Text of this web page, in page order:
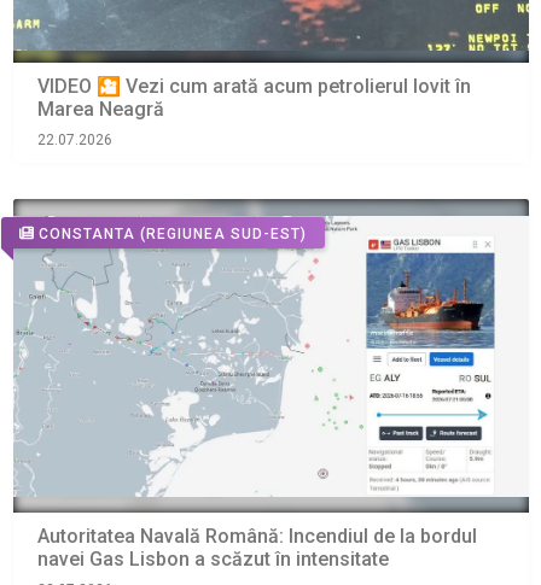
VIDEO 🎦 Vezi cum arată acum petrolierul lovit în
Marea Neagră
22.07.2026
CONSTANTA (REGIUNEA SUD-EST)
Autoritatea Navală Română: Incendiul de la bordul
navei Gas Lisbon a scăzut în intensitate